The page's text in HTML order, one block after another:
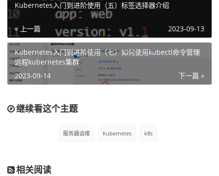
te和update同时使用
log       #输出 pod 中一个容器的日志
rolling-update  #对指定的 RC 执行滚动升级
exec  #在容器内部执行命令
port-forward #将本地端口转发到 Pod
proxy   #为 Kubernetes API server 启动代理服务器
run     #在集群中使用指定镜像启动容器
ice
config   #修改 kubernetes 配置文件
I 版本
Kubernetes入门到进阶使用（五）标签选择器介绍
« 上一篇 2023-09-13
Kubernetes入门到进阶使用（七）如何使用kubectl命令管理
远程kubernetes集群
下一篇 »
2023-09-14
继续看这个主题
服务器运维 Kubernetes k8s
相关阅读